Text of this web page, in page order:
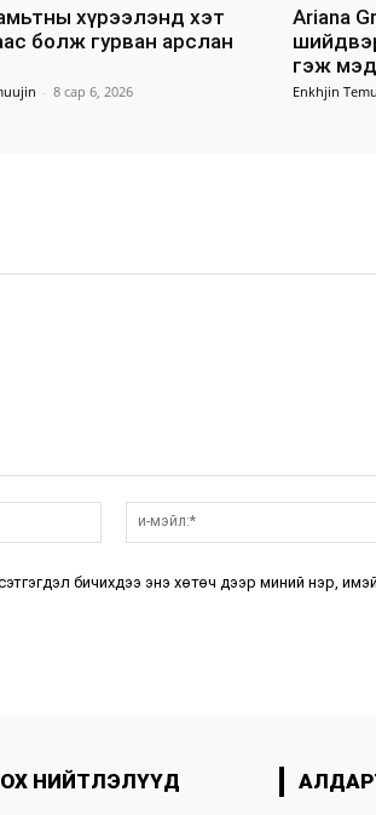
хүрээлэнд хэт
болж гурван арслан
- 8 сар 6, 2026
Ariana
гэж
Enkhjin
нэр:*
бичихдээ энэ хөтөч дээр миний нэр,
НИЙТЛЭЛҮҮД